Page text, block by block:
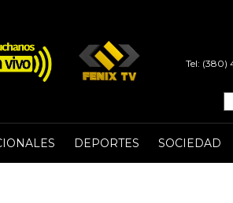
Tel: (380)
DEPORTES SOCIEDAD